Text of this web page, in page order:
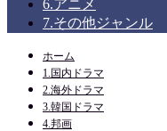
6.アニメ
7.その他ジャンル
ホーム
1.国内ドラマ
2.海外ドラマ
3.韓国ドラマ
4.邦画